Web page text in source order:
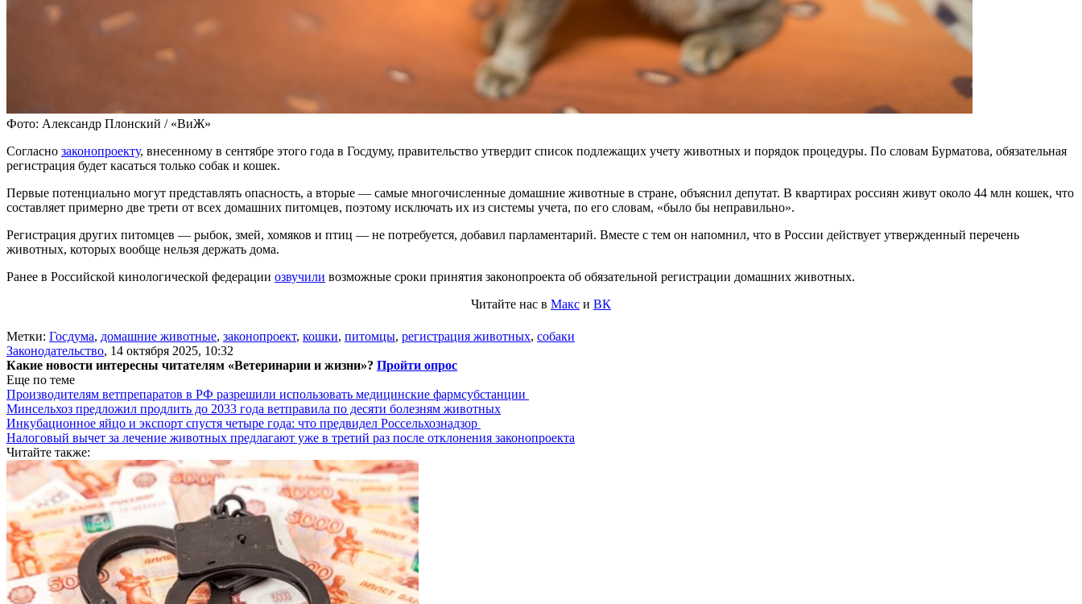
Фото: Александр Плонский / «ВиЖ»
Согласно законопроекту, внесенному в сентябре этого года в Госдуму, правительство утвердит список подлежащих учету животных и порядок процедуры. По словам Бурматова, обязательная
регистрация будет касаться только собак и кошек.
Первые потенциально могут представлять опасность, а вторые — самые многочисленные домашние животные в стране, объяснил депутат. В квартирах россиян живут около 44 млн кошек, что
составляет примерно две трети от всех домашних питомцев, поэтому исключать их из системы учета, по его словам, «было бы неправильно».
Регистрация других питомцев — рыбок, змей, хомяков и птиц — не потребуется, добавил парламентарий. Вместе с тем он напомнил, что в России действует утвержденный перечень
животных, которых вообще нельзя держать дома.
Ранее в Российской кинологической федерации озвучили возможные сроки принятия законопроекта об обязательной регистрации домашних животных.
Читайте нас в Макс и ВК
Метки: Госдума, домашние животные, законопроект, кошки, питомцы, регистрация животных, собаки
Законодательство, 14 октября 2025, 10:32
Какие новости интересны читателям «Ветеринарии и жизни»? Пройти опрос
Еще по теме
Производителям ветпрепаратов в РФ разрешили использовать медицинские фармсубстанции
Минсельхоз предложил продлить до 2033 года ветправила по десяти болезням животных
Инкубационное яйцо и экспорт спустя четыре года: что предвидел Россельхознадзор
Налоговый вычет за лечение животных предлагают уже в третий раз после отклонения законопроекта
Читайте также: